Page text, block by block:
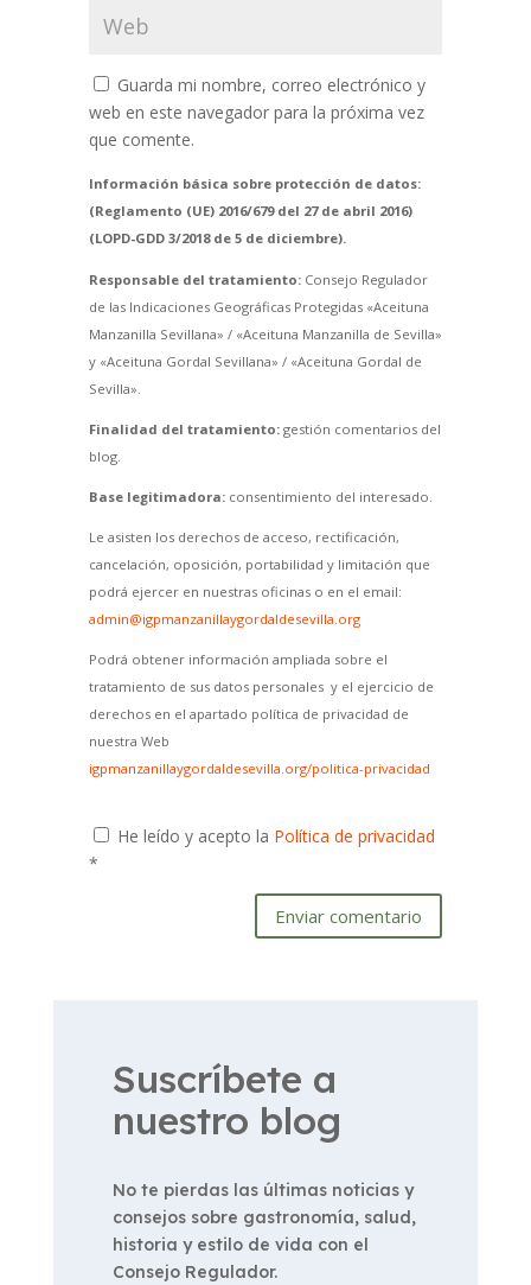
Guarda mi nombre, correo electrónico y
web en este navegador para la próxima vez
que comente.
Información básica sobre protección de datos:
(Reglamento (UE) 2016/679 del 27 de abril 2016)
(LOPD-GDD 3/2018 de 5 de diciembre).
Responsable del tratamiento:Consejo Regulador
de las Indicaciones Geográficas Protegidas «Aceituna
Manzanilla Sevillana» / «Aceituna Manzanilla de Sevilla»
y «Aceituna Gordal Sevillana» / «Aceituna Gordal de
Sevilla».
Finalidad del tratamiento:gestión comentarios del
blog.
Base legitimadora:consentimiento del interesado.
Le asisten los derechos de acceso, rectificación,
cancelación, oposición, portabilidad y limitación que
podrá ejercer en nuestras oficinas o en el email:
admin@igpmanzanillaygordaldesevilla.org
Podrá obtener información ampliada sobre el
tratamiento de sus datos personales y el ejercicio de
derechos en el apartado política de privacidad de
nuestra Web
igpmanzanillaygordaldesevilla.org/politica-privacidad
He leído y acepto la Política de privacidad
*
Enviar comentario
Suscríbete a
nuestro blog
No te pierdas las últimas noticias y
consejos sobre gastronomía, salud,
historia y estilo de vida con el
Consejo Regulador.